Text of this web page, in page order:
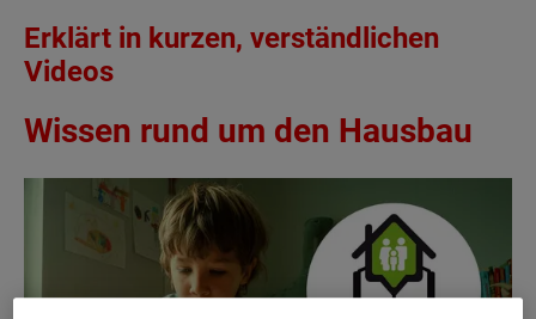
Erklärt in kurzen, verständlichen
Videos
Wissen rund um den Hausbau